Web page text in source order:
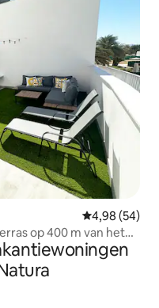
Gemiddelde
4,98 (54)
op 400 m van het